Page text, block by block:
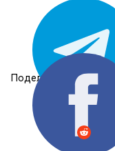
Поделиться: